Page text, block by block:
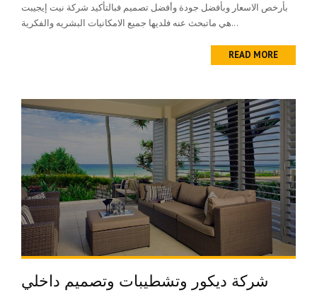
بأرخص الاسعار وبأفضل جودة وأفضل تصميم فبالتأكيد شركة نيت إيجيبت
هي ماتبحث عنه فلديها جميع الامكانيات البشريه والفكرية...
READ MORE
شركة ديكور وتشطيبات وتصميم داخلي